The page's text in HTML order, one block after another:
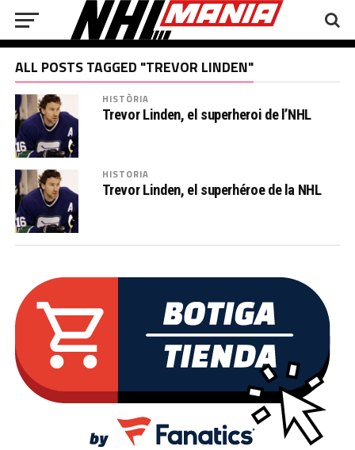
ALL POSTS TAGGED "TREVOR LINDEN"
HISTÒRIA
Trevor Linden, el superheroi de l’NHL
HISTORIA
Trevor Linden, el superhéroe de la NHL